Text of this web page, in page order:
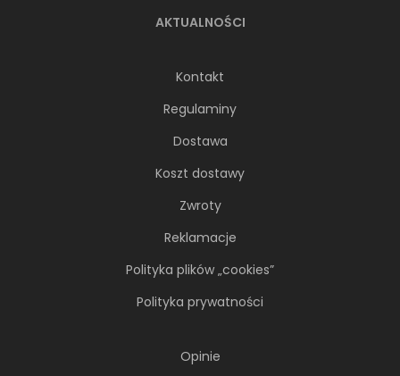
AKTUALNOŚCI
Kontakt
Regulaminy
Dostawa
Koszt dostawy
Zwroty
Reklamacje
Polityka plików „cookies”
Polityka prywatności
Opinie